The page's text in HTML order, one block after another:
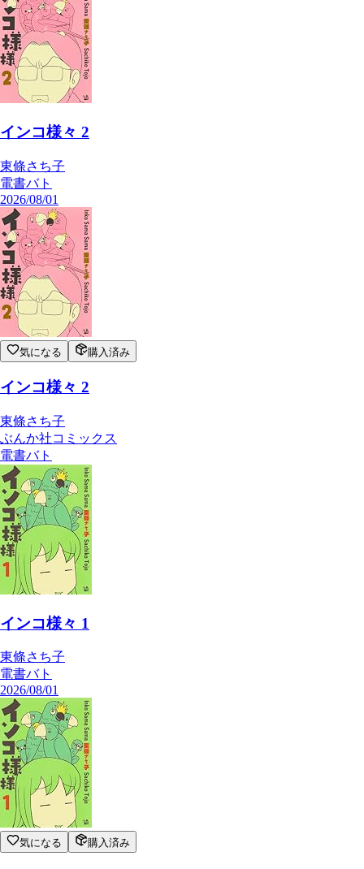
インコ様々 2
東條さち子
電書バト
2026/08/01
気になる 購入済み
インコ様々 2
東條さち子
ぶんか社コミックス
電書バト
インコ様々 1
東條さち子
電書バト
2026/08/01
気になる 購入済み